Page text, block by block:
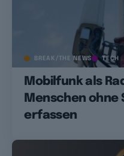
BREAK/THE NEWS TECH
Mobilfunk als
Menschen ohne
erfassen